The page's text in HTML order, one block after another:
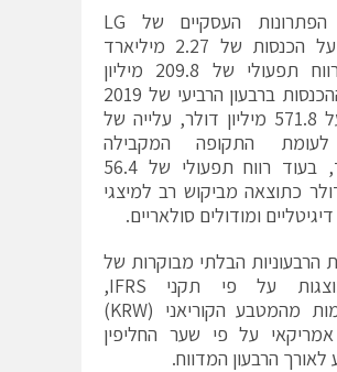
חטיבת הפתרונות העסקיים של LG
דיווחה על הכנסות של 2.27 מיליארד
דולר ורווח תפעולי של 209.8 מיליון
דולר. ההכנסות ברבעון הרביעי של 2019
עמדו על 571.8 מיליון דולר, עלייה של
לעומת התקופה המקבילה
אשתקד, בעוד רווח תפעולי של 56.4
כתוצאה מביקוש רב למיצגי
ומודולים סולאריים.
הרבעוניות הבלתי מבוקרות של
LG מוצגות על פי תקני IFRS,
ומתורגמות מהמטבע הקוריאני (KRW)
על פי שער החליפין
הרבעון המדווח.